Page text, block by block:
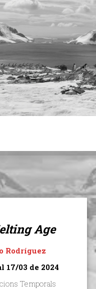
Age
Rodríguez
17/03 de 2024
Temporals